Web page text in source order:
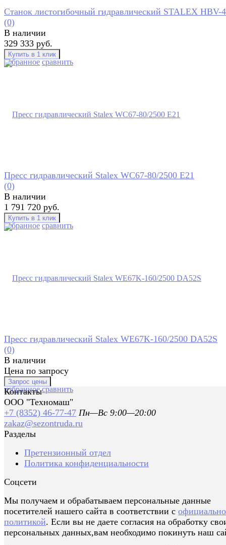
избранное сравнить
Станок листогибочный гидравлический STALEX HBV-
(0)
В наличии
329 333 руб.
избранное сравнить
Пресс гидравлический Stalex WC67-80/2500 Е21
(0)
В наличии
1 791 720 руб.
избранное сравнить
Пресс гидравлический Stalex WE67K-160/2500 DA52S
(0)
В наличии
Цена по запросу
Контакты
ООО "Техномаш"
+7 (8352) 46-77-47 Пн—Вс 9:00—20:00
zakaz@sezontruda.ru
Разделы
Претензионный отдел
Политика конфиденциальности
Соцсети
Мы получаем и обрабатываем персональные данные
посетителей нашего сайта в соответствии с
политикой. Если вы не даете согласия на обработку
персональных данных,вам необходимо покинуть наш